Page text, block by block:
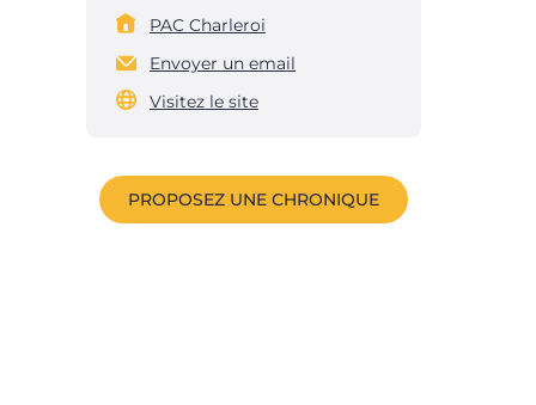
PAC Charleroi
Envoyer un email
Visitez le site
PROPOSEZ UNE CHRONIQUE